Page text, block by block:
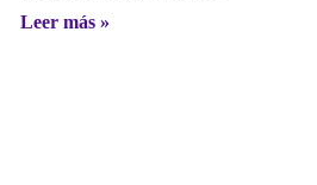
Leer más »